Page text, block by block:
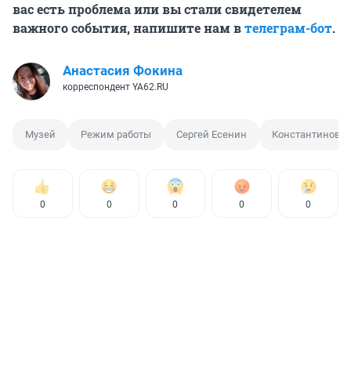
вас есть проблема или вы стали свидетелем
важного события, напишите нам втелеграм-бот.
Анастасия Фокина
корреспондент YA62.RU
Музей Режим работы Сергей Есенин Константиново
0 0 0 0 0